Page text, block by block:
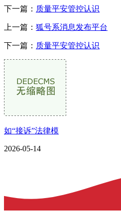
下一篇： 质量平安管控认识
上一篇： 狐号系消息发布平台
下一篇： 质量平安管控认识
如“接诉”法律模
2026-05-14